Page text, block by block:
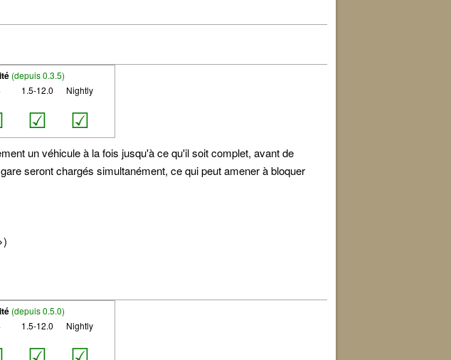
(depuis 0.3.5)
1.5-12.0
☑
Nightly
☑
un véhicule à la fois jusqu'à ce qu'il soit complet, avant de
seront chargés simultanément, ce qui peut amener à bloquer
(depuis 0.5.0)
1.5-12.0 Nightly